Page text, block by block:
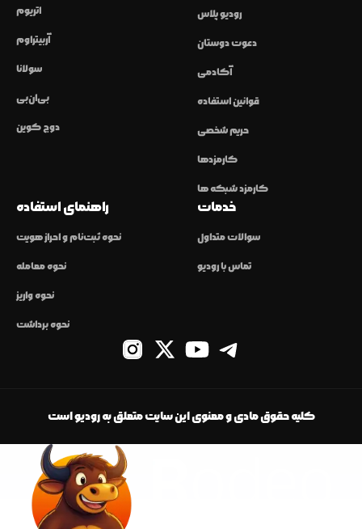
اتریوم
آربیتراوم
سولانا
بی‌ان‌بی
دوج کوین
رودیو پلاس
دعوت دوستان
آکادمی
قوانین استفاده
حریم شخصی
کارمزدها
کارمزد شبکه ها
راهنمای استفاده
نحوه ثبت‌نام و احراز هویت
نحوه معامله
نحوه واریز
نحوه برداشت
خدمات
سوالات متداول
تماس با رودیو
کلیه حقوق مادی و معنوی این سایت متعلق به رودیو است